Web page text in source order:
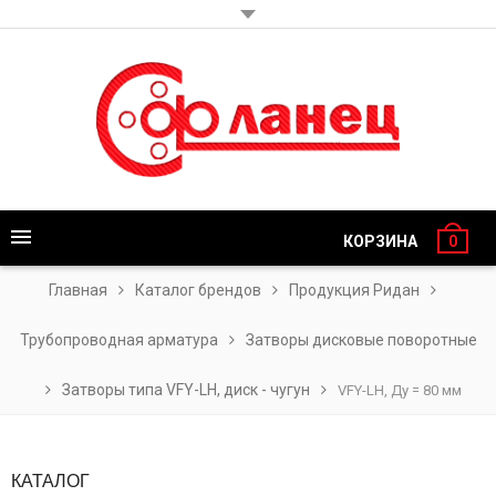
КОРЗИНА 0
Главная Каталог брендов Продукция Ридан
Трубопроводная арматура Затворы дисковые поворотные
Затворы типа VFY-LH, диск - чугун VFY-LH, Ду = 80 мм
КАТАЛОГ